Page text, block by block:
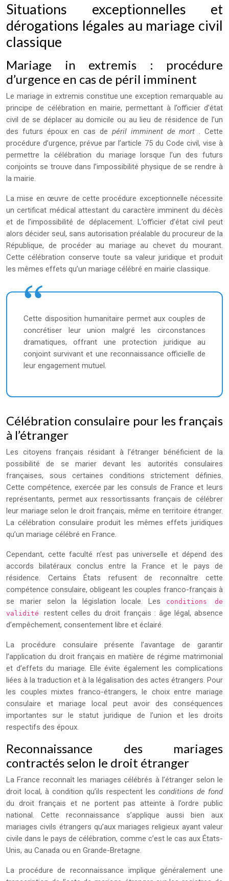
Situations exceptionnelles et
dérogations légales au mariage civil
classique
Mariage in extremis : procédure
d’urgence en cas de péril imminent
Le mariage in extremis constitue une exception remarquable au
principe de célébration en mairie, permettant à l’officier d’état
civil de se déplacer au domicile ou au lieu de résidence de l’un
des futurs époux en cas de péril imminent de mort . Cette
procédure d’urgence, prévue par l’article 75 du Code civil, vise à
permettre la célébration du mariage lorsque l’un des futurs
conjoints se trouve dans l’impossibilité physique de se rendre à
la mairie.
La mise en œuvre de cette procédure exceptionnelle nécessite
un certificat médical attestant du caractère imminent du décès
et de l’impossibilité de déplacement. L’officier d’état civil peut
alors décider seul, sans autorisation préalable du procureur de la
République, de procéder au mariage au chevet du mourant.
Cette célébration conserve toute sa valeur juridique et produit
les mêmes effets qu’un mariage célébré en mairie classique.
Cette disposition humanitaire permet aux couples de
concrétiser leur union malgré les circonstances
dramatiques, offrant une protection juridique au
conjoint survivant et une reconnaissance officielle de
leur engagement mutuel.
Célébration consulaire pour les français
à l’étranger
Les citoyens français résidant à l’étranger bénéficient de la
possibilité de se marier devant les autorités consulaires
françaises, sous certaines conditions strictement définies.
Cette compétence, exercée par les consuls de France et leurs
représentants, permet aux ressortissants français de célébrer
leur mariage selon le droit français, même en territoire étranger.
La célébration consulaire produit les mêmes effets juridiques
qu’un mariage célébré en France.
Cependant, cette faculté n’est pas universelle et dépend des
accords bilatéraux conclus entre la France et le pays de
résidence. Certains États refusent de reconnaître cette
compétence consulaire, obligeant les couples franco-français à
se marier selon la législation locale. Les
conditions de
validitérestent celles du droit français : âge légal, absence
d’empêchement, consentement libre et éclairé.
La procédure consulaire présente l’avantage de garantir
l’application du droit français en matière de régime matrimonial
et d’effets du mariage. Elle évite également les complications
liées à la traduction et à la légalisation des actes étrangers. Pour
les couples mixtes franco-étrangers, le choix entre mariage
consulaire et mariage local peut avoir des conséquences
importantes sur le statut juridique de l’union et les droits
respectifs des époux.
Reconnaissance des mariages
contractés selon le droit étranger
La France reconnaît les mariages célébrés à l’étranger selon le
droit local, à condition qu’ils respectent les conditions de fond
du droit français et ne portent pas atteinte à l’ordre public
national. Cette reconnaissance s’applique aussi bien aux
mariages civils étrangers qu’aux mariages religieux ayant valeur
civile dans le pays de célébration, comme c’est le cas aux États-
Unis, au Canada ou en Grande-Bretagne.
La procédure de reconnaissance implique généralement une